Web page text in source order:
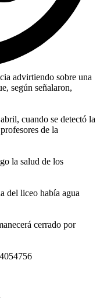
advirtiendo sobre una
según señalaron,
cuando se detectó la
de la
la salud de los
del liceo había agua
cerrado por